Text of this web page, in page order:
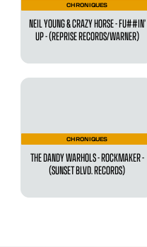
CHRONIQUES
NEIL YOUNG & CRAZY HORSE - FU##IN’
UP - (REPRISE RECORDS/WARNER)
CHRONIQUES
THE DANDY WARHOLS - ROCKMAKER -
(SUNSET BLVD. RECORDS)